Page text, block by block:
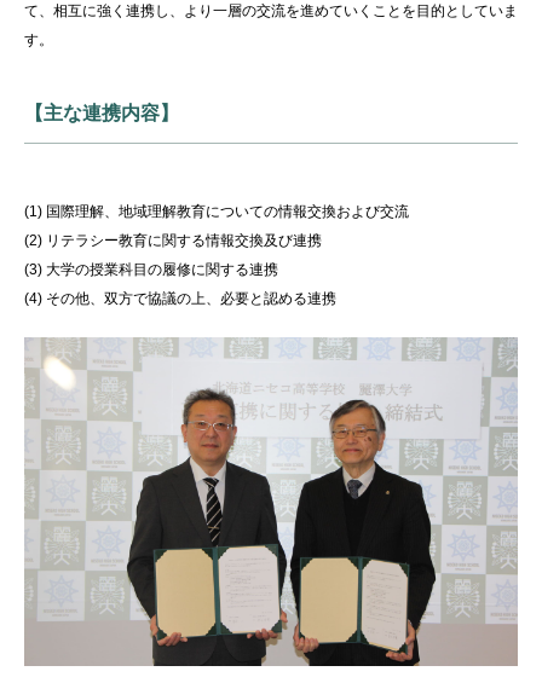
て、相互に強く連携し、より一層の交流を進めていくことを目的としていま
す。
【主な連携内容】
(1) 国際理解、地域理解教育についての情報交換および交流
(2) リテラシー教育に関する情報交換及び連携
(3) 大学の授業科目の履修に関する連携
(4) その他、双方で協議の上、必要と認める連携